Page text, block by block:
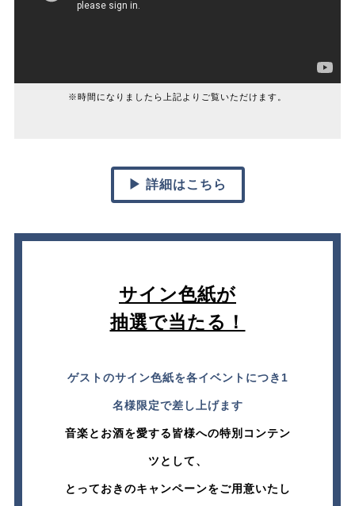
※時間になりましたら上記よりご覧いただけます。
▶ 詳細はこちら
サイン色紙が
抽選で当たる！
ゲストのサイン色紙を各イベントにつき1
名様限定で差し上げます
音楽とお酒を愛する皆様への特別コンテン
ツとして、
とっておきのキャンペーンをご用意いたし